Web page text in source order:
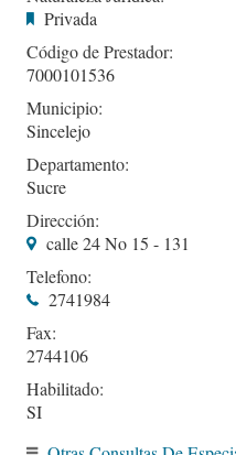
Privada
Código de Prestador:
7000101536
Municipio:
Sincelejo
Departamento:
Sucre
Dirección:
calle 24 No 15 - 131
Telefono:
2741984
Fax:
2744106
Habilitado:
SI